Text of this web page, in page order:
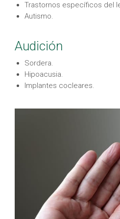
Trastornos específicos del
Autismo.
Audición
Sordera.
Hipoacusia.
Implantes cocleares.